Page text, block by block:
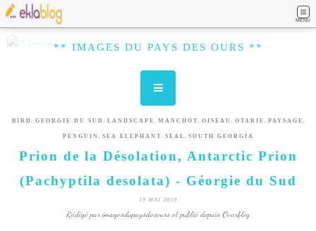
MENU
** IMAGES DU PAYS DES OURS **
BIRD , GEORGIE DU SUD , LANDSCAPE , MANCHOT, OISEAU , OTARIE , PAYSAGE ,
PENGUIN , SEA ELEPHANT, SEAL , SOUTH GEORGIA
Prion de la Désolation, Antarctic Prion
(Pachyptila desolata) - Géorgie du Sud
19 MAI 2019
Rédigé par imagesdupaysdesours et publié depuis Overblog